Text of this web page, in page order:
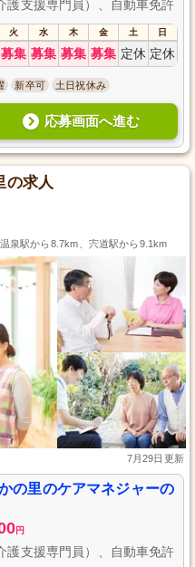
護支援専門員）、自動車免許
火 水 木 金 土 日
募集 募集 募集 募集 定休 定休
新卒可 土日祝休み
応募画面へ進む
の求人
泉駅から8.7km、宍道駅から9.1km
7月29日更新
の里のケアマネジャーの
円
護支援専門員）、自動車免許